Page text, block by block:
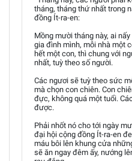
tháng, tháng thứ nhất trong
đồng Ít-ra-en:
Mồng mười tháng này, ai
gia đình mình, mỗi nhà một
hết một con, thì chung với
nhất, tuỳ theo số người.
Các ngươi sẽ tuỳ theo sức
mà chọn con chiên. Con
đực, không quá một tuổi.
được.
Phải nhốt nó cho tới ngày
đại hội cộng đồng Ít-ra-en
máu bôi lên khung cửa
sẽ ăn ngay đêm ấy, nướng